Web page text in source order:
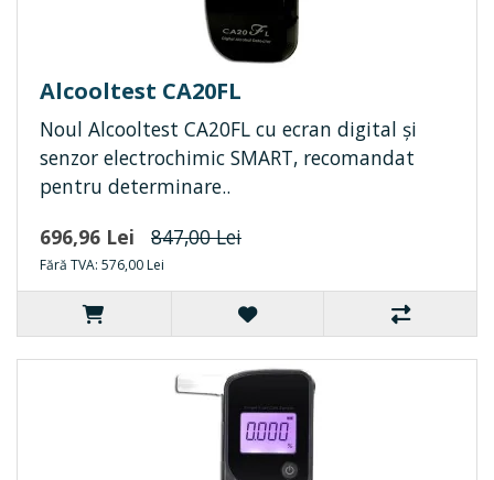
Alcooltest CA20FL
Noul Alcooltest CA20FL cu ecran digital și
senzor electrochimic SMART, recomandat
pentru determinare..
696,96 Lei
847,00 Lei
Fără TVA: 576,00 Lei